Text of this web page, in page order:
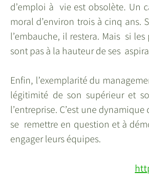
d’emploi à  vie est obsolète. Un
moral d’environ trois à cinq ans.
l’embauche, il restera. Mais  si
sont pas à la hauteur de ses
Enfin, l’exemplarité du
légitimité de son supérieur et
l’entreprise. C’est une
se  remettre en question et à
engager leurs équipes.